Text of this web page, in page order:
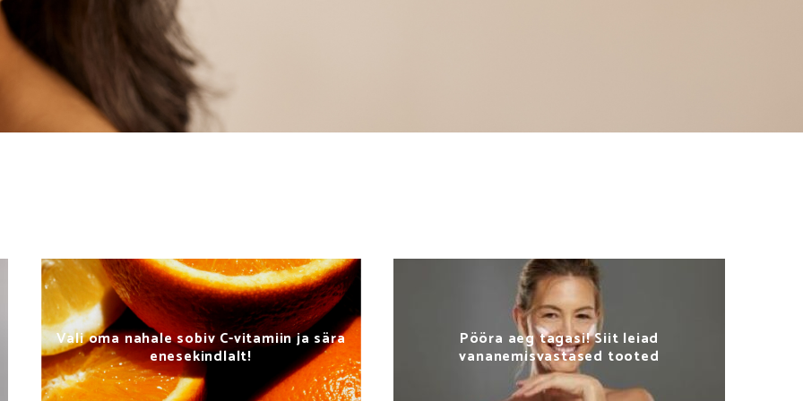
Vali oma nahale sobiv C-vitamiin ja sära
enesekindlalt!
Pööra aeg tagasi! Siit leiad
vananemisvastased tooted
50ml